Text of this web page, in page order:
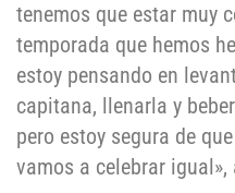
tenemos que estar muy
temporada que hemos
estoy pensando en
capitana, llenarla y
pero estoy segura de
vamos a celebrar igual»,